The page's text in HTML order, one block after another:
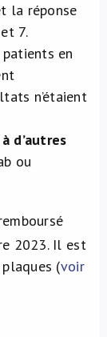
la réponse
7.
en
n’étaient
d’autres
ou
2023. Il est
(voir